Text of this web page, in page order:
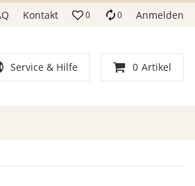
Kontakt 0 0 Anmelden
Service & Hilfe 0 Artikel